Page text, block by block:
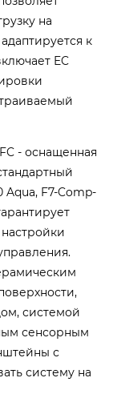
на
к
EC
- оснащенная
Aqua, F7-Comp-
системой
сенсорным
с
систему на